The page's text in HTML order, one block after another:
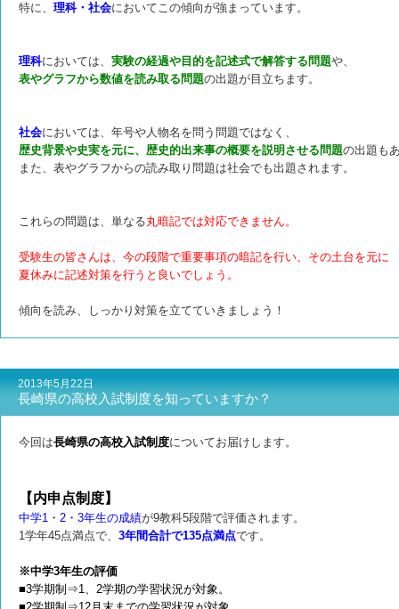
特に、 理科・社会においてこの傾向が強まっています。
理科においては、 実験の経過や目的を記述式で解答する問題や、
表やグラフから数値を読み取る問題の出題が目立ちます。
社会においては、年号や人物名を問う問題ではなく、
歴史背景や史実を元に、 歴史的出来事の概要を説明させる問題の出題も
また、表やグラフからの読み取り問題は社会でも出題されます。
これらの問題は、単なる丸暗記では対応できません。
受験生の皆さんは、今の段階で重要事項の暗記を行い、その土台を元に
夏休みに記述対策を行うと良いでしょう。
傾向を読み、しっかり対策を立てていきましょう！
2013年5月22日
長崎県の高校入試制度を知っていますか？
今回は長崎県の高校入試制度についてお届けします。
【内申点制度】
中学1・2・3年生の成績が9教科5段階で評価されます。
1学年45点満点で、 3年間合計で135点満点です。
※中学3年生の評価
■3学期制⇒1、2学期の学習状況が対象。